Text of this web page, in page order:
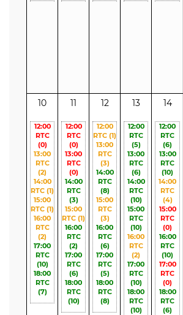
10
12:00
RTC
(0)
13:00
RTC
(2)
14:00
RTC (1)
15:00
RTC (1)
16:00
RTC
(2)
17:00
RTC
(10)
18:00
RTC
(7)
11
12:00
RTC
(0)
13:00
RTC
(0)
14:00
RTC
(3)
15:00
RTC (1)
16:00
RTC
(2)
17:00
RTC
(6)
18:00
RTC
(10)
12
12:00
RTC (1)
13:00
RTC
(3)
14:00
RTC
(8)
15:00
RTC
(3)
16:00
RTC
(6)
17:00
RTC
(5)
18:00
RTC
(8)
13
12:00
RTC
(5)
13:00
RTC
(6)
14:00
RTC
(10)
15:00
RTC
(10)
16:00
RTC
(2)
17:00
RTC
(10)
18:00
RTC
(10)
14
12:00
RTC
(6)
13:00
RTC
(10)
14:00
RTC
(4)
15:00
RTC
(0)
16:00
RTC
(10)
17:00
RTC
(0)
18:00
RTC
(6)